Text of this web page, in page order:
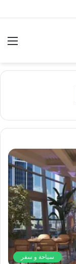
سياحة و سفر